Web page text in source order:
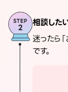
相談した
迷ったら
です。